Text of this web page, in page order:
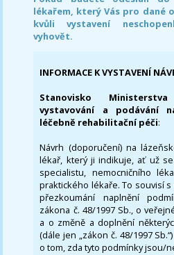
lékařem, který Vás pro dané
kvůli vystavení
vyhovět.
INFORMACE K VYSTAVENÍ
Stanovisko
vystavování a podávání
léčebně rehabilitační péči:
Návrh (doporučení) na
lékař, který ji indikuje, ať už
specialistu, nemocničního
praktického lékaře. To souvisí
přezkoumání naplnění
zákona č. 48/1997 Sb., o
a o změně a doplnění
(dále jen „zákon č. 48/1997
o tom, zda tyto podmínky jsou/